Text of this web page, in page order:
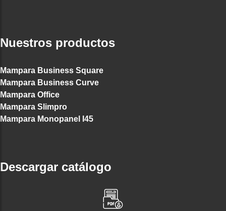
Nuestros productos
Mampara Business Square
Mampara Business Curve
Mampara Office
Mampara Slimpro
Mampara Monopanel I45
Descargar catálogo